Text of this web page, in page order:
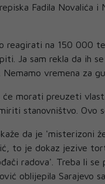
Fadila Novalića i
reagirati na 150 000
Ja sam rekla da ih
Nemamo vremena za
će morati preuzeti
stanovništvo. Ovo
da je 'misterizoni
to je dokaz jezive
radova'. Treba li se
oblijepila Sarajevo